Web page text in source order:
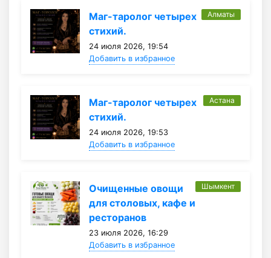
Маг-таролог четырех
стихий.
24 июля 2026, 19:54
Добавить в избранное
Алматы
Маг-таролог четырех
стихий.
24 июля 2026, 19:53
Добавить в избранное
Астана
Очищенные овощи
для столовых, кафе и
ресторанов
23 июля 2026, 16:29
Добавить в избранное
Шымкент